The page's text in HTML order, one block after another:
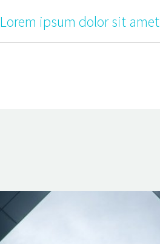
Lorem ipsum dolor sit amet